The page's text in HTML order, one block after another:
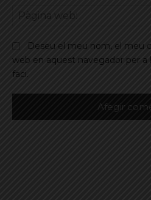
Deseu el meu nom, el meu
web en aquest navegador per a
faci.